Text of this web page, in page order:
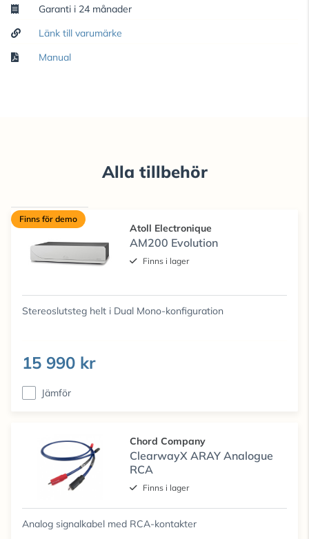
Garanti i 24 månader
Länk till varumärke
Manual
Alla tillbehör
Atoll Electronique
AM200 Evolution
Finns i lager
Stereoslutsteg helt i Dual Mono-konfiguration
Finns för demo
15 990 kr
Jämför
Chord Company
ClearwayX ARAY Analogue
RCA
Finns i lager
Analog signalkabel med RCA-kontakter